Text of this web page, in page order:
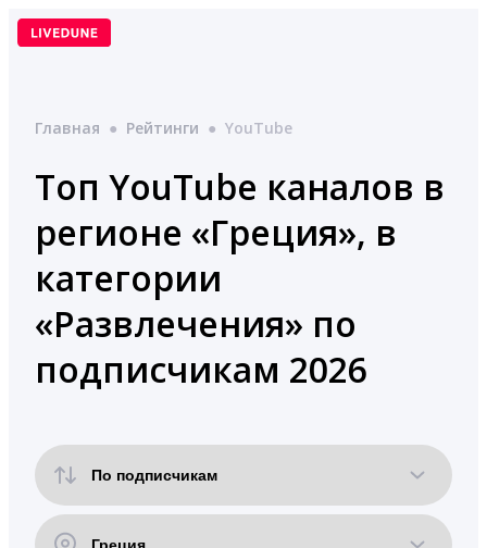
Перейти
Главная ● Рейтинги ● YouTube
Топ YouTube каналов в
регионе «Греция», в
категории
«Развлечения» по
подписчикам 2026